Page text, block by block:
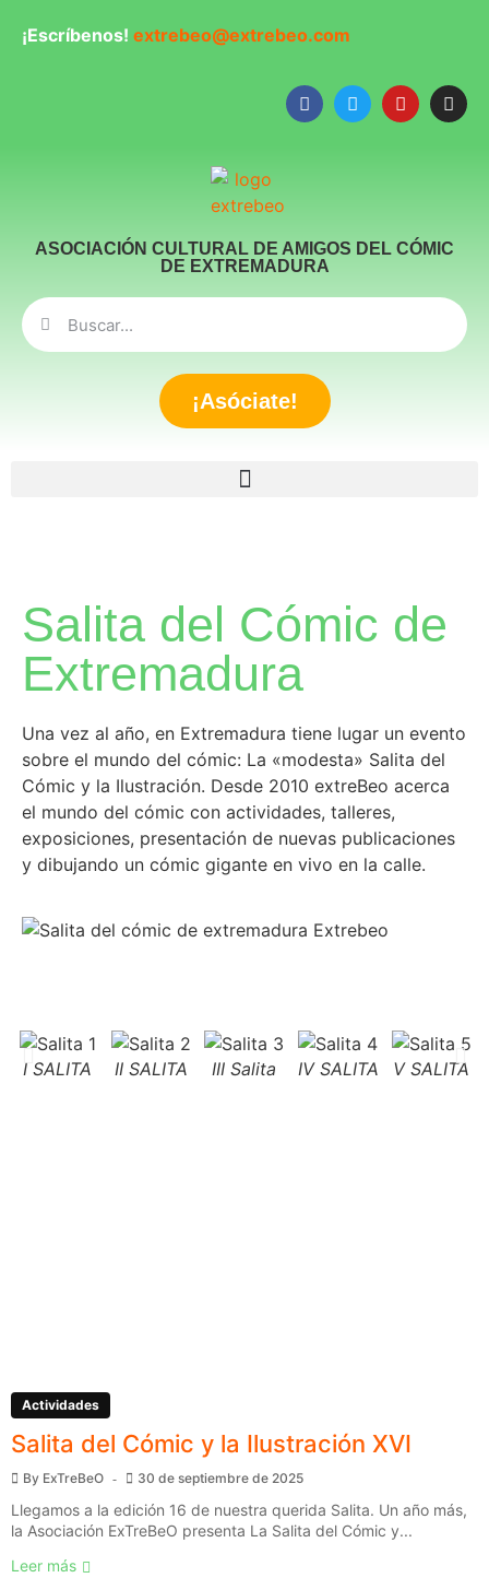
¡Escríbenos! extrebeo@extrebeo.com
ASOCIACIÓN CULTURAL DE AMIGOS DEL CÓMIC
DE EXTREMADURA
¡Asóciate!
Salita del Cómic de
Extremadura
Una vez al año, en Extremadura tiene lugar un evento
sobre el mundo del cómic: La «modesta» Salita del
Cómic y la Ilustración. Desde 2010 extreBeo acerca
el mundo del cómic con actividades, talleres,
exposiciones, presentación de nuevas publicaciones
y dibujando un cómic gigante en vivo en la calle.
I SALITA II SALITA III Salita IV SALITA V SALITA
Actividades
Salita del Cómic y la Ilustración XVI
By ExTreBeO 30 de septiembre de 2025
Llegamos a la edición 16 de nuestra querida Salita. Un año más,
la Asociación ExTreBeO presenta La Salita del Cómic y...
Leer más